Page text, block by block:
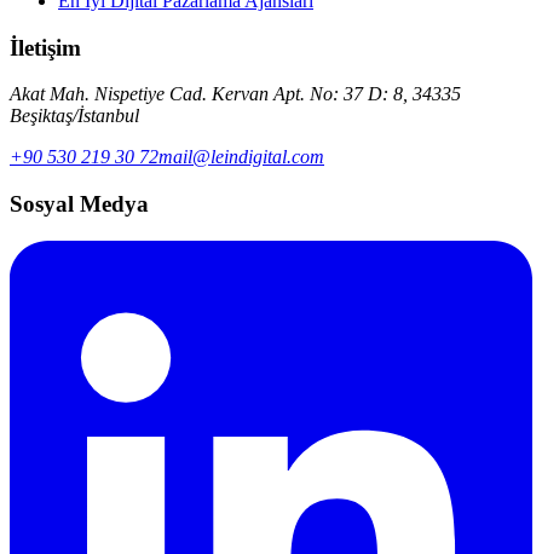
İletişim
Akat Mah. Nispetiye Cad. Kervan Apt. No: 37 D: 8, 34335
Beşiktaş/İstanbul
+90 530 219 30 72mail@leindigital.com
Sosyal Medya